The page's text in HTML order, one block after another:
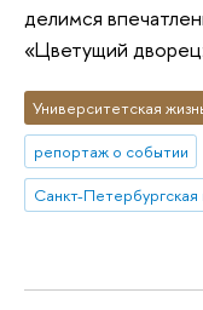
делимся
«Цветущий
Университетская
репортаж о событии